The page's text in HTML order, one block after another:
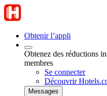
Obtenir l’appli
Obtenez des réductions
membres
Se connecter
Découvrir
Messages